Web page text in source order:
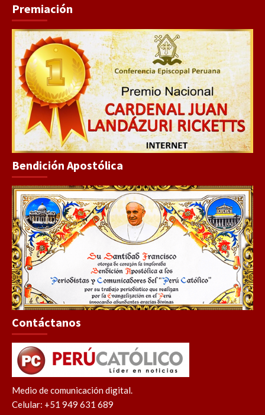
Premiación
Bendición Apostólica
Contáctanos
Medio de comunicación digital.
Celular: +51 949 631 689